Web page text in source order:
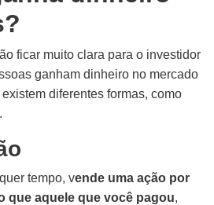
ficar muito clara para o investidor
ganham dinheiro no mercado
diferentes formas, como
tempo, vende uma ação por
que aquele que você pagou,